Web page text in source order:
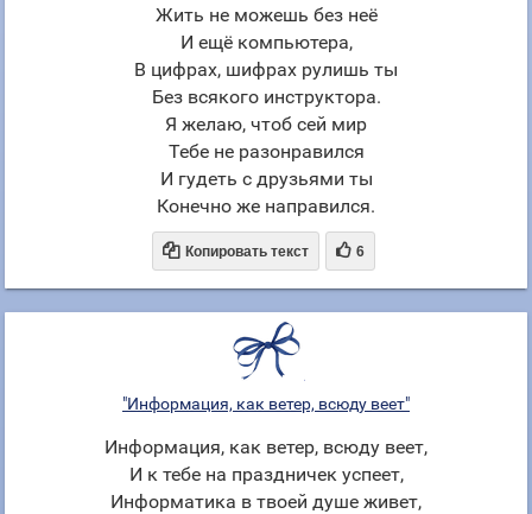
Жить не можешь без неё
И ещё компьютера,
В цифрах, шифрах рулишь ты
Без всякого инструктора.
Я желаю, чтоб сей мир
Тебе не разонравился
И гудеть с друзьями ты
Конечно же направился.
 Копировать текст  6
"Информация, как ветер, всюду веет"
Информация, как ветер, всюду веет,
И к тебе на праздничек успеет,
Информатика в твоей душе живет,